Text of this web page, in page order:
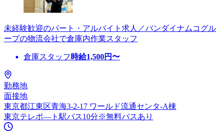
未経験歓迎のパート・アルバイト求人／バンダイナムコグル
ープの物流会社で倉庫内作業スタッフ
倉庫スタッフ 時給1,500円〜
勤務地
面接地
東京都江東区青海3-2-17 ワールド流通センタ-A棟
東京テレポ―ト駅バス10分※無料バスあり